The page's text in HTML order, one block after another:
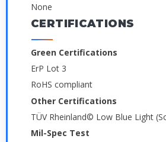
None
CERTIFICATIONS
Green Certifications
ErP Lot 3
RoHS compliant
Other Certifications
TÜV Rheinland© Low Blue Light
Mil-Spec Test